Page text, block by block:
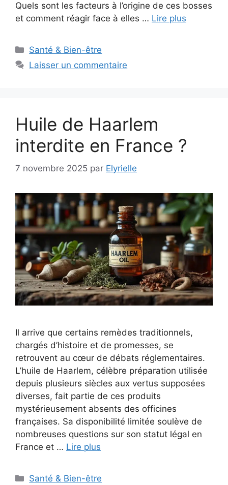
Quels sont les facteurs à l’origine de ces bosses
et comment réagir face à elles … Lire plus
Catégories
Santé & Bien-être
Laisser un commentaire
Huile de Haarlem
interdite en France ?
7 novembre 2025 par Elyrielle
Il arrive que certains remèdes traditionnels,
chargés d’histoire et de promesses, se
retrouvent au cœur de débats réglementaires.
L’huile de Haarlem, célèbre préparation utilisée
depuis plusieurs siècles aux vertus supposées
diverses, fait partie de ces produits
mystérieusement absents des officines
françaises. Sa disponibilité limitée soulève de
nombreuses questions sur son statut légal en
France et … Lire plus
Catégories
Santé & Bien-être